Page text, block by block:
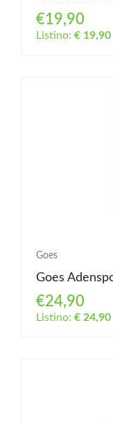
€19,90
Listino: € 19,90
Goes
Goes
€24,90
Listino: € 24,90